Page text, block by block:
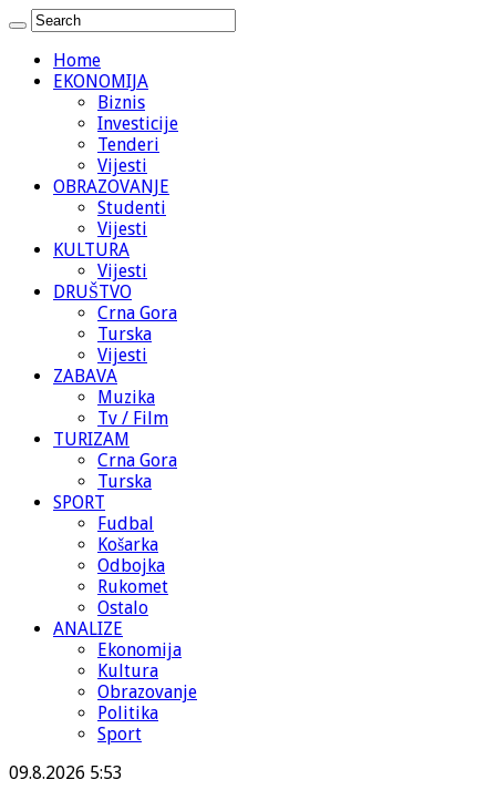
Home
EKONOMIJA
Biznis
Investicije
Tenderi
Vijesti
OBRAZOVANJE
Studenti
Vijesti
KULTURA
Vijesti
DRUŠTVO
Crna Gora
Turska
Vijesti
ZABAVA
Muzika
Tv / Film
TURIZAM
Crna Gora
Turska
SPORT
Fudbal
Košarka
Odbojka
Rukomet
Ostalo
ANALIZE
Ekonomija
Kultura
Obrazovanje
Politika
Sport
09.8.2026 5:53